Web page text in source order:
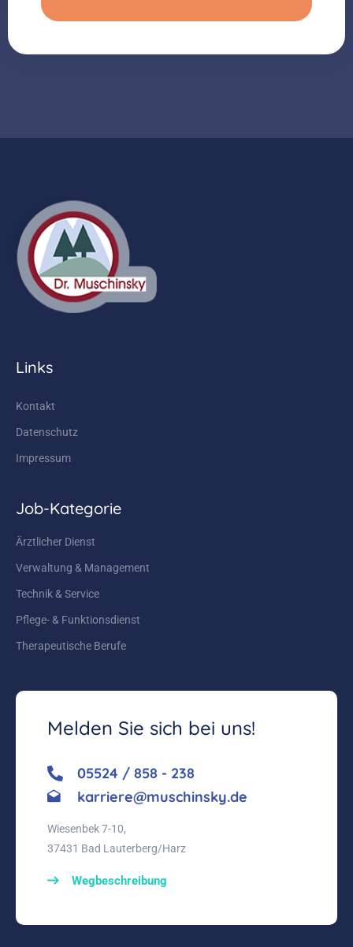
Links
Kontakt
Datenschutz
Impressum
Job-Kategorie
Ärztlicher Dienst
Verwaltung & Management
Technik & Service
Pflege- & Funktionsdienst
Therapeutische Berufe
Melden Sie sich bei uns!
05524 / 858 - 238
karriere@muschinsky.de
Wiesenbek 7-10,
37431 Bad Lauterberg/Harz
Wegbeschreibung